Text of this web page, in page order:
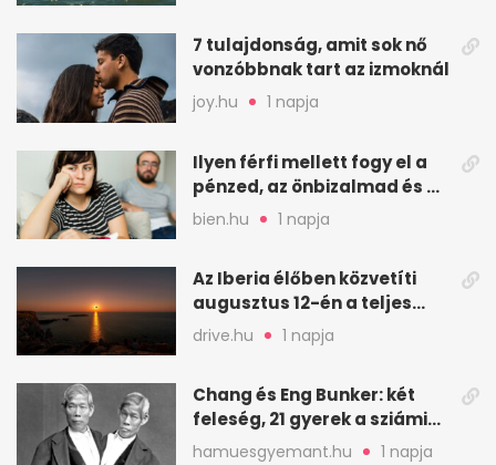
7 tulajdonság, amit sok nő
vonzóbbnak tart az izmoknál
joy.hu 1 napja
Ilyen férfi mellett fogy el a
pénzed, az önbizalmad és a
nyugalmad
bien.hu 1 napja
Az Iberia élőben közvetíti
augusztus 12-én a teljes
napfogyatkozást
drive.hu 1 napja
Chang és Eng Bunker: két
feleség, 21 gyerek a sziámi
ikrek életében
hamuesgyemant.hu 1 napja